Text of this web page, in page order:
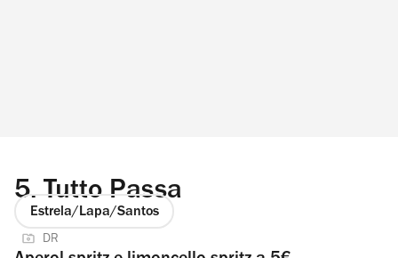
5. Tutto Passa
Estrela/Lapa/Santos
DR